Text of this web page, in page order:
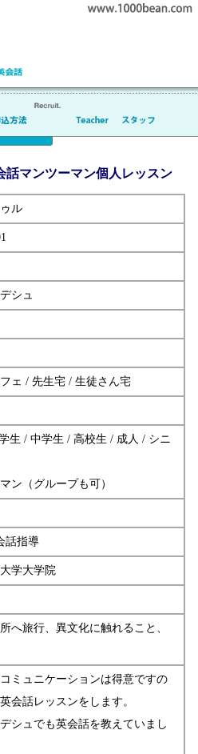
話マンツーマン個人レッスン
ル
シュ
ェ / 先生宅 / 生徒さん宅
生 / 中学生 / 高校生 / 成人 / シニ
ン（グループも可）
話指導
学大学院
へ旅行、異文化に触れること、
ミュニケーションは得意ですの
会話レッスンをします。
シュでも英会話を教えていまし